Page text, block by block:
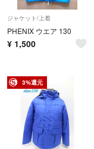
ジャケット/上着
PHENIX ウエア 130
¥ 1,500
3%還元